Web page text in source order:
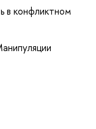
в конфликтном